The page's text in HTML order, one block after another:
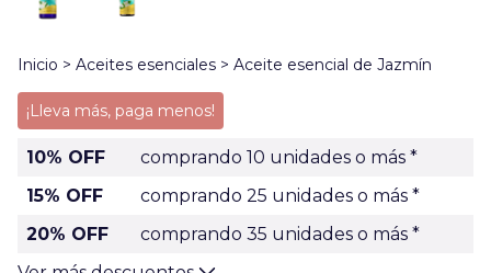
Inicio > Aceites esenciales > Aceite esencial de Jazmín
¡Lleva más, paga menos!
10% OFF
comprando 10 unidades o más *
15% OFF
comprando 25 unidades o más *
20% OFF
comprando 35 unidades o más *